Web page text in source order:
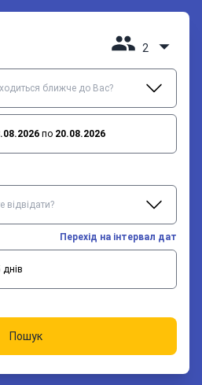
2
по 20.08.2026
Перехід на інтервал дат
Пошук